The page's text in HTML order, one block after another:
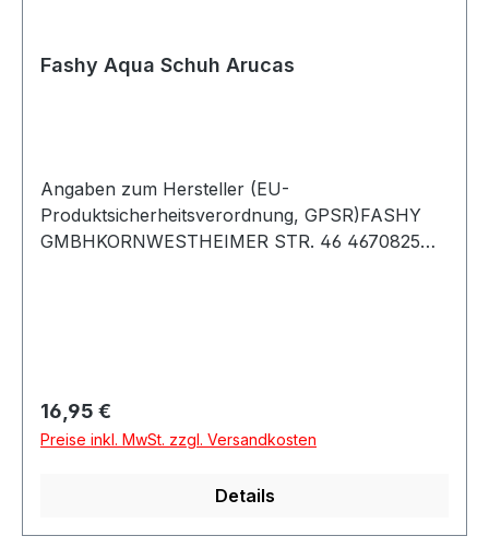
Fashy Aqua Schuh Arucas
Angaben zum Hersteller (EU-
Produktsicherheitsverordnung, GPSR)FASHY
GMBHKORNWESTHEIMER STR. 46 4670825
Regulärer Preis:
16,95 €
Preise inkl. MwSt. zzgl. Versandkosten
Details